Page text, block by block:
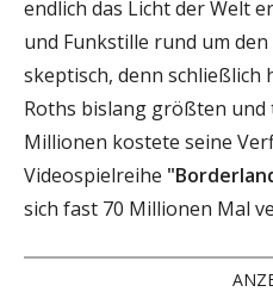
endlich das Licht der Welt
und Funkstille rund um
skeptisch, denn schließlich
Roths bislang größten und
Millionen kostete seine
Videospielreihe
sich fast 70 Millionen Mal